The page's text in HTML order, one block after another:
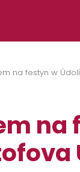
na festyn w
na